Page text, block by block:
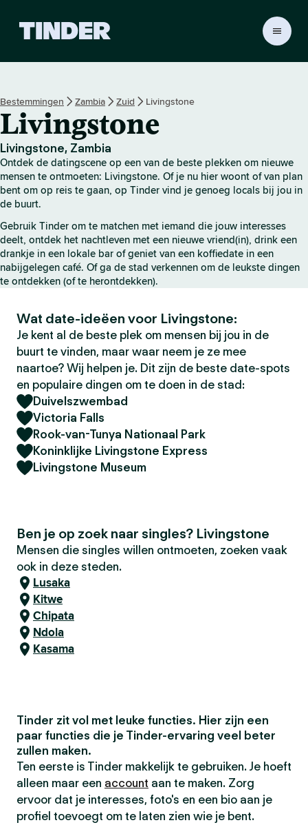
r
h
o
e
p
a
n
a
Bestemmingen Zambia Zuid Livingstone
Livingstone
Livingstone, Zambia
Ontdek de datingscene op een van de beste plekken om nieuwe
mensen te ontmoeten: Livingstone. Of je nu hier woont of van plan
bent om op reis te gaan, op Tinder vind je genoeg locals bij jou in
de buurt.
Gebruik Tinder om te matchen met iemand die jouw interesses
deelt, ontdek het nachtleven met een nieuwe vriend(in), drink een
drankje in een lokale bar of geniet van een koffiedate in een
nabijgelegen café. Of ga de stad verkennen om de leukste dingen
te ontdekken (of te herontdekken).
Wat date-ideëen voor Livingstone:
Je kent al de beste plek om mensen bij jou in de
buurt te vinden, maar waar neem je ze mee
naartoe? Wij helpen je. Dit zijn de beste date-spots
en populaire dingen om te doen in de stad:
Duivelszwembad
Victoria Falls
Rook-van-Tunya Nationaal Park
Koninklijke Livingstone Express
Livingstone Museum
Ben je op zoek naar singles? Livingstone
Mensen die singles willen ontmoeten, zoeken vaak
ook in deze steden.
Lusaka
Kitwe
Chipata
Ndola
Kasama
Tinder zit vol met leuke functies. Hier zijn een
paar functies die je Tinder-ervaring veel beter
zullen maken.
Ten eerste is Tinder makkelijk te gebruiken. Je hoeft
alleen maar een account aan te maken. Zorg
ervoor dat je interesses, foto's en een bio aan je
profiel toevoegt om te laten zien wie je bent.